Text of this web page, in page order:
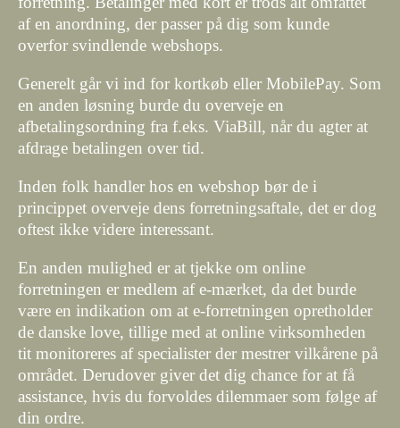
af en anordning, der passer på dig som kunde
overfor svindlende webshops.
Generelt går vi ind for kortkøb eller MobilePay. Som
en anden løsning burde du overveje en
afbetalingsordning fra f.eks. ViaBill, når du agter at
afdrage betalingen over tid.
Inden folk handler hos en webshop bør de i
princippet overveje dens forretningsaftale, det er dog
oftest ikke videre interessant.
En anden mulighed er at tjekke om online
forretningen er medlem af e-mærket, da det burde
være en indikation om at e-forretningen opretholder
de danske love, tillige med at online virksomheden
tit monitoreres af specialister der mestrer vilkårene på
området. Derudover giver det dig chance for at få
assistance, hvis du forvoldes dilemmaer som følge af
din ordre.